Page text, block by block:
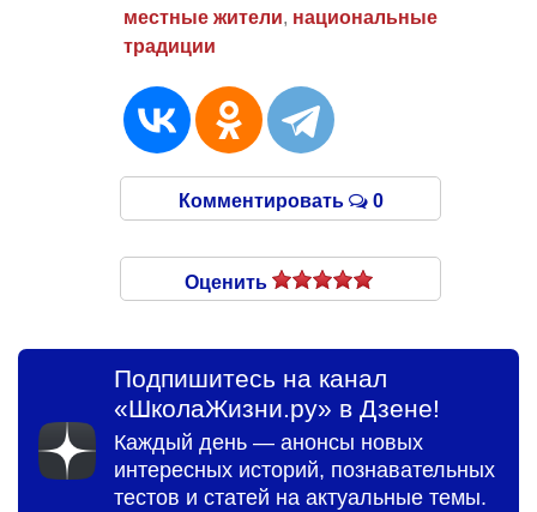
местные жители, национальные
традиции
Комментировать 0
Оценить
Подпишитесь на канал
«ШколаЖизни.ру» в Дзене!
Каждый день — анонсы новых
интересных историй, познавательных
тестов и статей на актуальные темы.